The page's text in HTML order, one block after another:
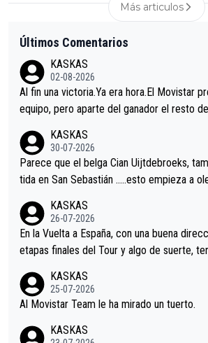
Más articulos
Últimos Comentarios
KASKAS
02-08-2026
Al fin una victoria.Ya era hora.El Movistar
equipo, pero aparte del ganador el resto
s.La única buena noticia es la mejoría de
astian.Si en la Vuelta a Burgos sigue la
er alguna sorpresa en la Vuelta.Ojalá.
KASKAS
30-07-2026
Parece que el belga Cian Uijtdebroeks,
tida en San Sebastián …..esto empieza a
KASKAS
26-07-2026
En la Vuelta a España, con una buena
etapas finales del Tour y algo de suerte,
KASKAS
25-07-2026
Al Movistar Team le ha mirado un tuerto.
KASKAS